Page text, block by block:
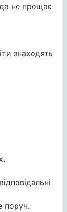
не прощає
знаходять
поруч.